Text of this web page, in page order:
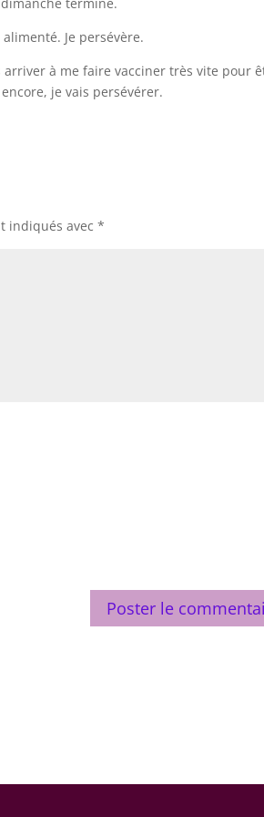
Je persévère.
arriver à me faire vacciner très vite pour
je vais persévérer.
indiqués avec*